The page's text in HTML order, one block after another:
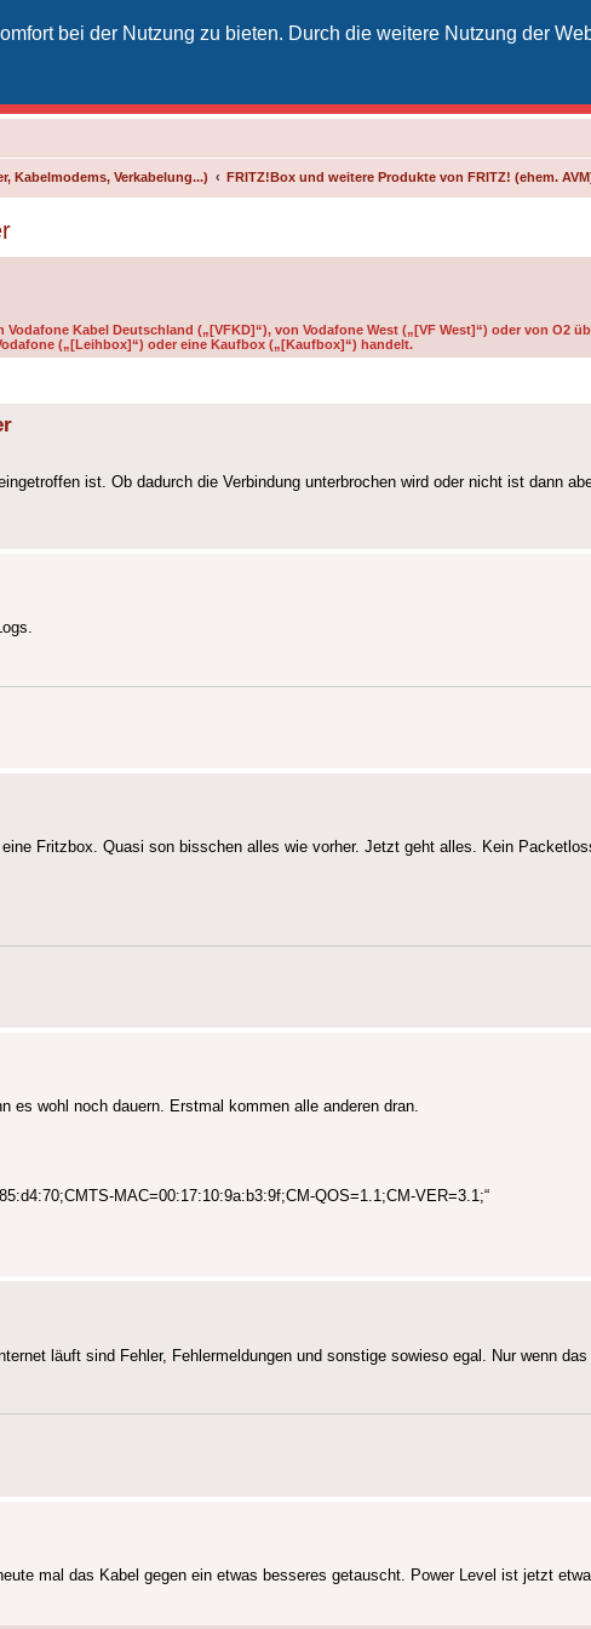
bei der Nutzung zu bieten. Durch die weitere Nutzung der
Kabelmodems, Verkabelung...) FRITZ!Box und weitere Produkte von FRITZ! (ehem.
Kabel Deutschland („[VFKD]“), von Vodafone West („[VF West]“) oder von O2
(„[Leihbox]“) oder eine Kaufbox („[Kaufbox]“) handelt.
ist. Ob dadurch die Verbindung unterbrochen wird oder nicht ist dann
Fritzbox. Quasi son bisschen alles wie vorher. Jetzt geht alles. Kein
es wohl noch dauern. Erstmal kommen alle anderen dran.
85:d4:70;CMTS-MAC=00:17:10:9a:b3:9f;CM-QOS=1.1;CM-VER=3.1;“
läuft sind Fehler, Fehlermeldungen und sonstige sowieso egal. Nur wenn
mal das Kabel gegen ein etwas besseres getauscht. Power Level ist jetzt